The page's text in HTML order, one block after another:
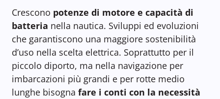
Crescono potenze di motore e capacità di
batteria nella nautica. Sviluppi ed evoluzioni
che garantiscono una maggiore sostenibilità
d’uso nella scelta elettrica. Soprattutto per il
piccolo diporto, ma nella navigazione per
imbarcazioni più grandi e per rotte medio
lunghe bisogna fare i conti con la necessità